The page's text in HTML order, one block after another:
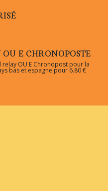
E CHRONOPOSTE
OU E Chronopost pour la
bas et espagne pour 6.80 €